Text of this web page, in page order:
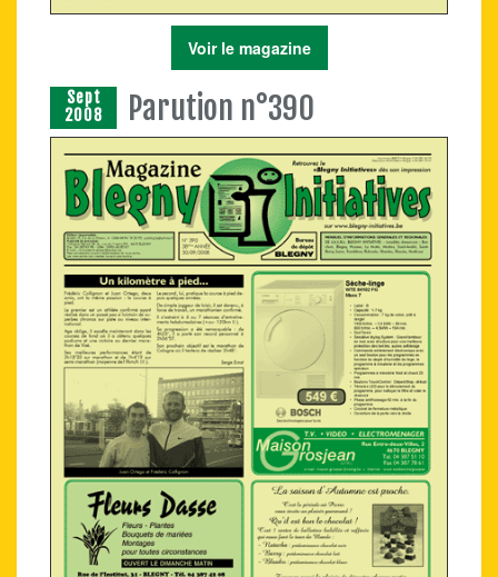
Voir le magazine
Sept
2008
Parution n°390